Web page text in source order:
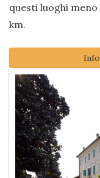
questi luoghi meno
km.